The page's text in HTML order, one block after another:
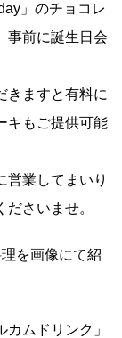
」のチョコレ
事前に誕生日会
きますと有料に
キもご提供可能
営業してまいり
さいませ。
を画像にて紹
ムドリンク」